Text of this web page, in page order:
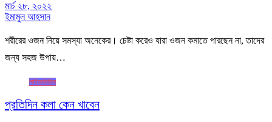
মার্চ ২৮, ২০২২
ইমামুল আহসান
শরীরের ওজন নিয়ে সমস্যা অনেকের। চেষ্টা করেও যারা ওজন কমাতে পারছেন না, তাদের
জন্য সহজ উপায়…
লাইফস্টাইল
প্রতিদিন কলা কেন খাবেন